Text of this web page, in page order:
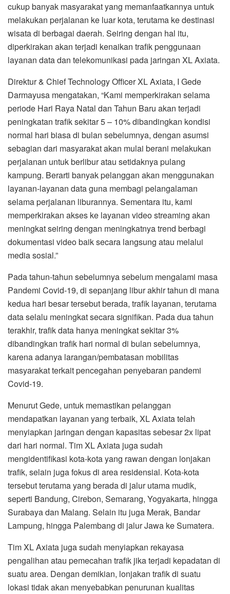
cukup banyak masyarakat yang memanfaatkannya untuk
melakukan perjalanan ke luar kota, terutama ke destinasi
wisata di berbagai daerah. Seiring dengan hal itu,
diperkirakan akan terjadi kenaikan trafik penggunaan
layanan data dan telekomunikasi pada jaringan XL Axiata.
Direktur & Chief Technology Officer XL Axiata, I Gede
Darmayusa mengatakan, “Kami memperkirakan selama
periode Hari Raya Natal dan Tahun Baru akan terjadi
peningkatan trafik sekitar 5 – 10% dibandingkan kondisi
normal hari biasa di bulan sebelumnya, dengan asumsi
sebagian dari masyarakat akan mulai berani melakukan
perjalanan untuk berlibur atau setidaknya pulang
kampung. Berarti banyak pelanggan akan menggunakan
layanan-layanan data guna membagi pelangalaman
selama perjalanan liburannya. Sementara itu, kami
memperkirakan akses ke layanan video streaming akan
meningkat seiring dengan meningkatnya trend berbagi
dokumentasi video baik secara langsung atau melalui
media sosial.”
Pada tahun-tahun sebelumnya sebelum mengalami masa
Pandemi Covid-19, di sepanjang libur akhir tahun di mana
kedua hari besar tersebut berada, trafik layanan, terutama
data selalu meningkat secara signifikan. Pada dua tahun
terakhir, trafik data hanya meningkat sekitar 3%
dibandingkan trafik hari normal di bulan sebelumnya,
karena adanya larangan/pembatasan mobilitas
masyarakat terkait pencegahan penyebaran pandemi
Covid-19.
Menurut Gede, untuk memastikan pelanggan
mendapatkan layanan yang terbaik, XL Axiata telah
menyiapkan jaringan dengan kapasitas sebesar 2x lipat
dari hari normal. Tim XL Axiata juga sudah
mengidentifikasi kota-kota yang rawan dengan lonjakan
trafik, selain juga fokus di area residensial. Kota-kota
tersebut terutama yang berada di jalur utama mudik,
seperti Bandung, Cirebon, Semarang, Yogyakarta, hingga
Surabaya dan Malang. Selain itu juga Merak, Bandar
Lampung, hingga Palembang di jalur Jawa ke Sumatera.
Tim XL Axiata juga sudah menyiapkan rekayasa
pengalihan atau pemecahan trafik jika terjadi kepadatan di
suatu area. Dengan demikian, lonjakan trafik di suatu
lokasi tidak akan menyebabkan penurunan kualitas